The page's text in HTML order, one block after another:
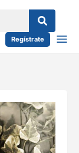
Regístrate